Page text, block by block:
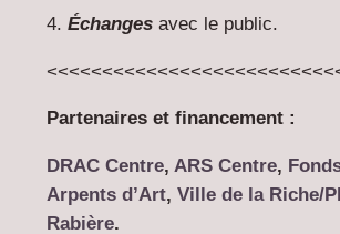
4. Échanges avec le public.
Partenaires et financement :
DRAC Centre, ARS Centre,
Arpents d’Art, Ville de la Riche/
Rabière.